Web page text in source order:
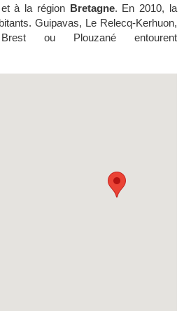
à la région Bretagne. En 2010, la
Guipavas, Le Relecq-Kerhuon,
Brest ou Plouzané entourent